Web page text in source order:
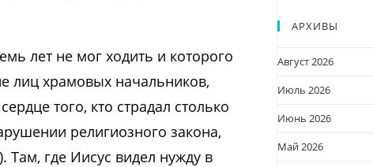
лет не мог ходить и которого
лиц храмовых начальников,
того, кто страдал столько
религиозного закона,
где Иисус видел нужду в
АРХИВЫ
Август 2026
Июль 2026
Июнь 2026
Май 2026